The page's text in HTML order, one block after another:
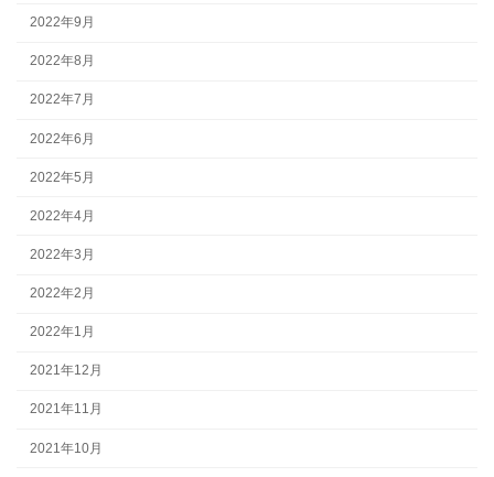
2022年9月
2022年8月
2022年7月
2022年6月
2022年5月
2022年4月
2022年3月
2022年2月
2022年1月
2021年12月
2021年11月
2021年10月